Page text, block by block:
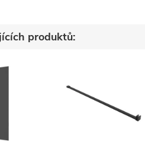
produktů: